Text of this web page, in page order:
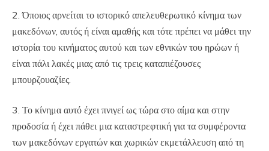
2. Όποιος αρνείται το ιστορικό απελευθερωτικό κίνημα των
μακεδόνων, αυτός ή είναι αμαθής και τότε πρέπει να μάθει την
ιστορία του κινήματος αυτού και των εθνικών του ηρώων ή
είναι πάλι λακές μιας από τις τρεις καταπιέζουσες
μπουρζουαζίες.
3. Το κίνημα αυτό έχει πνιγεί ως τώρα στο αίμα και στην
προδοσία ή έχει πάθει μια καταστρεφτική για τα συμφέροντα
των μακεδόνων εργατών και χωρικών εκμετάλλευση από τη